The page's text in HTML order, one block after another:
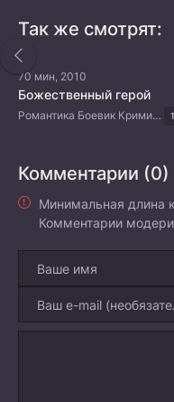
Так же смотрят:
70 мин, 2010
Божественный герой
Романтика Боевик Криминал Приключения Корейские дорамы
Комментарии (0)
Минимальная длина
Комментарии